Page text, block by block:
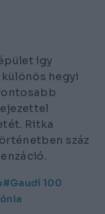
így
hegyi
Ritka
száz
Gaudí 100